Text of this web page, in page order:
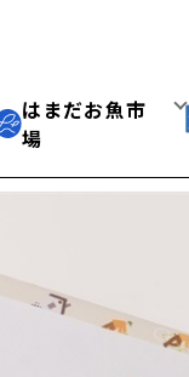
はまだお魚市
場